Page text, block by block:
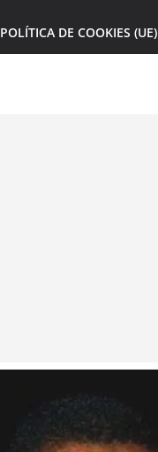
POLÍTICA DE COOKIES (UE)